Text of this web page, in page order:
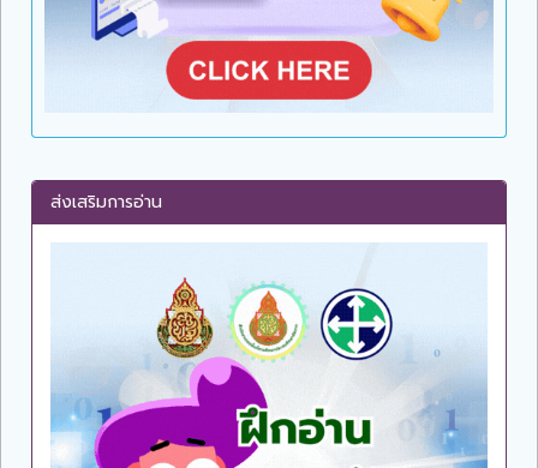
ส่งเสริมการอ่าน